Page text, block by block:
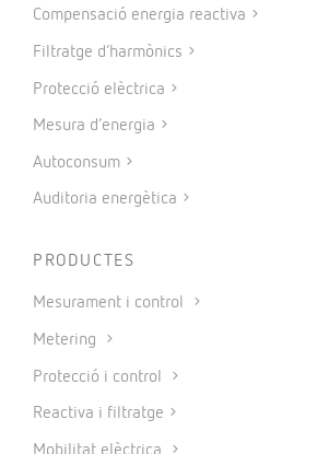
Compensació energia reactiva
Filtratge d’harmònics
Protecció elèctrica
Mesura d’energia
Autoconsum
Auditoria energètica
PRODUCTES
Mesurament i control
Metering
Protecció i control
Reactiva i filtratge
Mobilitat elèctrica